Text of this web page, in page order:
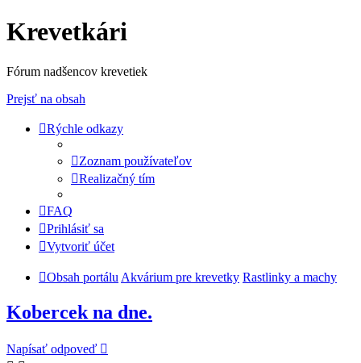
Krevetkári
Fórum nadšencov krevetiek
Prejsť na obsah
Rýchle odkazy
Zoznam používateľov
Realizačný tím
FAQ
Prihlásiť sa
Vytvoriť účet
Obsah portálu Akvárium pre krevetky Rastlinky a machy
Kobercek na dne.
Napísať odpoveď